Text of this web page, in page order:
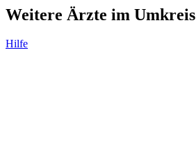
Weitere Ärzte im Umkreis
Hilfe